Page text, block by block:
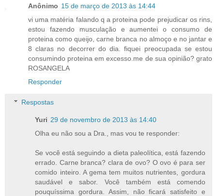
Anônimo 15 de março de 2013 às 14:44
vi uma matéria falando q a proteina pode prejudicar os rins,
estou fazendo musculação e aumentei o consumo de
proteina como queijo, carne branca no almoço e no jantar e
8 claras no decorrer do dia. fiquei preocupada se estou
consumindo proteina em excesso.me de sua opinião? grato
ROSANGELA
Responder
Respostas
Yuri 29 de novembro de 2013 às 14:40
Olha eu não sou a Dra., mas vou te responder:
Se você está seguindo a dieta paleolítica, está fazendo
errado. Carne branca? clara de ovo? O ovo é para ser
comido inteiro. A gema tem muitos nutrientes, gordura
saudável e sabor. Você também está comendo
pouquíssima gordura. Assim, não ficará satisfeito e